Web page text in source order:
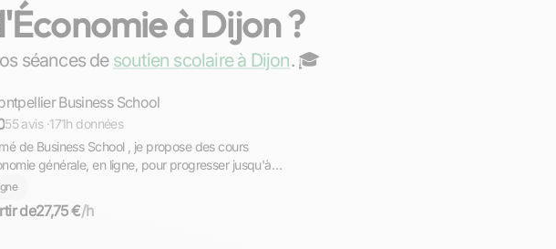
à Dijon ?
séances de soutien scolaire à Dijon. ‍🎓
Répond rapidementBusiness School
55 avis ·171h données
de Business School , je propose des cours
générale, en ligne, pour progresser jusqu'à
de l'examen final.
de27,75 €/h